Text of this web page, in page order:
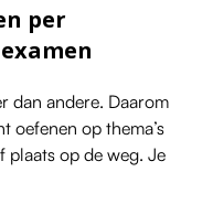
per
dan andere. Daarom
oefenen op thema’s
plaats op de weg. Je